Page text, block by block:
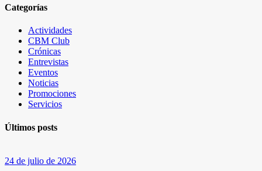
Categorías
Actividades
CBM Club
Crónicas
Entrevistas
Eventos
Noticias
Promociones
Servicios
Últimos posts
24 de julio de 2026